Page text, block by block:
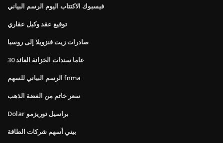
فيسبوك الاكتتاب اليوم الرسم البياني
توقيع عقد وكيل عقاري
صادرات زيت فنزويلا إلى روسيا
30 عاما سندات الخزانة العائد
الرسم البياني للسهم fnma
سعر خاتم من الفضة الذهب
Dolar براسيل توريزمو
بيني أسهم شركات الطاقة